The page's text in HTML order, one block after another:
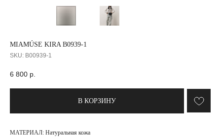
MIAMÚSE KIRA B0939-1
SKU: B00939-1
6 800 р.
В КОРЗИНУ
МАТЕРИАЛ: Натуральная кожа